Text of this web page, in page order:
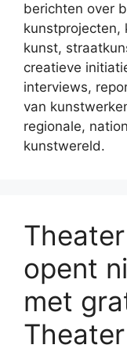
berichten over
kunstprojecten,
kunst,
creatieve
interviews,
van
regionale,
kunstwereld.
opent
met
Theater